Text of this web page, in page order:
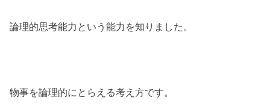
論理的思考能力という能力を知りました。
物事を論理的にとらえる考え方です。